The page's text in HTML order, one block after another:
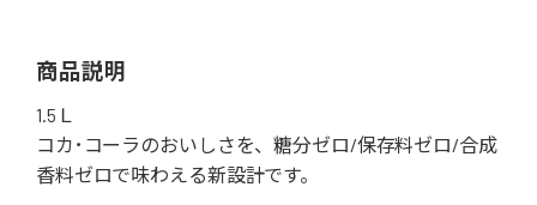
商品説明
1.5Ｌ
コカ･コーラのおいしさを、糖分ゼロ/保存料ゼロ/合成
香料ゼロで味わえる新設計です。